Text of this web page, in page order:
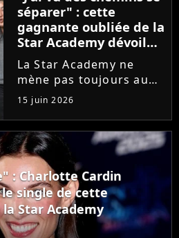
Leroy !
séparer" : cette
gagnante oubliée de la
Star Academy dévoile
l'envers du décor du
métier
La Star Academy ne
mène pas toujours au
succès. Après l'échec de
son premier album,
Anisha Jo, gagnante de
la Star Academy 2022, a
vu beaucoup de portes
se fermer. Sur
Instagram, elle...
15 juin 2026
: Charlotte Cardin
single de cette
Star Academy